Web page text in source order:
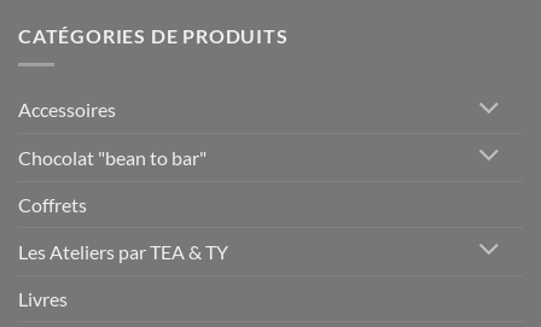
CATÉGORIES DE PRODUITS
Accessoires
Chocolat "bean to bar"
Coffrets
Les Ateliers par TEA & TY
Livres